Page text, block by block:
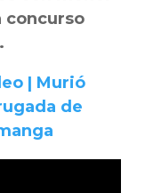
concurso
| Murió
de